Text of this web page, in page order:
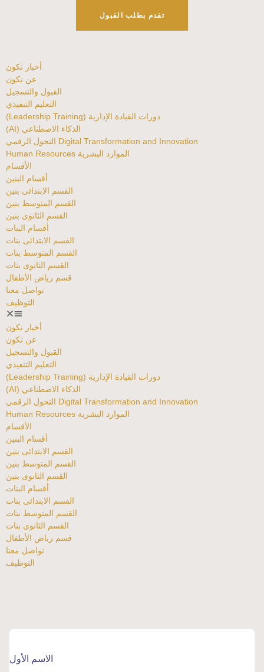
تقدم بطلب القبول
أخبار نكون
عن نكون
القبول والتسجيل
التعليم التنفيذي
دورات القيادة الإدارية (Leadership Training)
الذكاء الاصطناعي (AI)
Digital Transformation and Innovation التحول الرقمي
الموارد البشرية Human Resources
الأقسام
أقسام البنين
القسم الابتدائى بنين
القسم المتوسط بنين
القسم الثانوى بنين
أقسام البنات
القسم الابتدائى بنات
القسم المتوسط بنات
القسم الثانوى بنات
قسم رياض الأطفال
تواصل معنا
التوظيف
أخبار نكون
عن نكون
القبول والتسجيل
التعليم التنفيذي
دورات القيادة الإدارية (Leadership Training)
الذكاء الاصطناعي (AI)
Digital Transformation and Innovation التحول الرقمي
الموارد البشرية Human Resources
الأقسام
أقسام البنين
القسم الابتدائى بنين
القسم المتوسط بنين
القسم الثانوى بنين
أقسام البنات
القسم الابتدائى بنات
القسم المتوسط بنات
القسم الثانوى بنات
قسم رياض الأطفال
تواصل معنا
التوظيف
الاسم الأول